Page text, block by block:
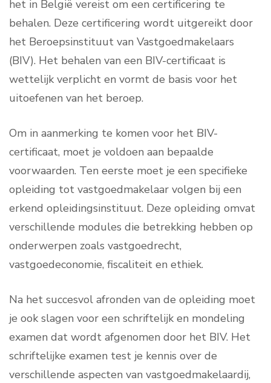
het in België vereist om een certificering te
behalen. Deze certificering wordt uitgereikt door
het Beroepsinstituut van Vastgoedmakelaars
(BIV). Het behalen van een BIV-certificaat is
wettelijk verplicht en vormt de basis voor het
uitoefenen van het beroep.
Om in aanmerking te komen voor het BIV-
certificaat, moet je voldoen aan bepaalde
voorwaarden. Ten eerste moet je een specifieke
opleiding tot vastgoedmakelaar volgen bij een
erkend opleidingsinstituut. Deze opleiding omvat
verschillende modules die betrekking hebben op
onderwerpen zoals vastgoedrecht,
vastgoedeconomie, fiscaliteit en ethiek.
Na het succesvol afronden van de opleiding moet
je ook slagen voor een schriftelijk en mondeling
examen dat wordt afgenomen door het BIV. Het
schriftelijke examen test je kennis over de
verschillende aspecten van vastgoedmakelaardij,